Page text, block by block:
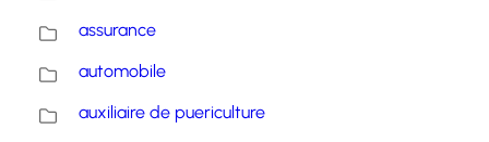
assurance
automobile
auxiliaire de puericulture